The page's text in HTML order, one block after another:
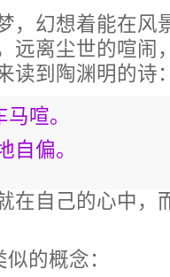
，幻想着能在风
远离尘世的喧闹
读到陶渊明的诗
喧。
自偏。
在自己的心中，
的概念：